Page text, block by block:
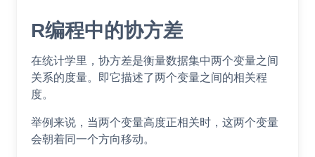
R编程中的协方差
在统计学里，协方差是衡量数据集中两个变量之间
关系的度量。即它描述了两个变量之间的相关程
度。
举例来说，当两个变量高度正相关时，这两个变量
会朝着同一个方向移动。